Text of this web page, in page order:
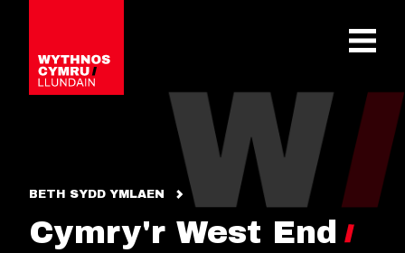
OPEN
BETH SYDD YMLAEN
Cymry'r West End